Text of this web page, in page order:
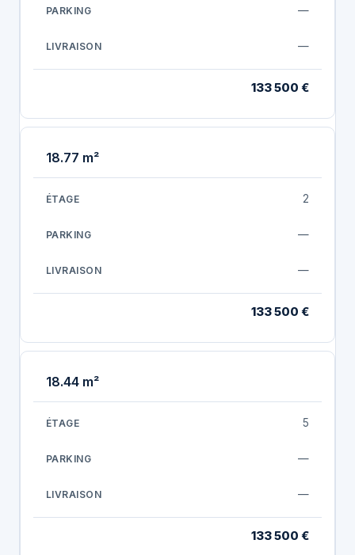
—
—
133 500 €
18.77 m²
2
—
—
133 500 €
18.44 m²
5
—
—
133 500 €